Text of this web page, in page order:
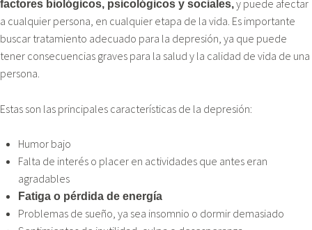
factores biológicos, psicológicos y sociales,y puede afectar
a cualquier persona, en cualquier etapa de la vida. Es importante
buscar tratamiento adecuado para la depresión, ya que puede
tener consecuencias graves para la salud y la calidad de vida de una
persona.
Estas son las principales características de la depresión:
Humor bajo
Falta de interés o placer en actividades que antes eran
agradables
Fatiga o pérdida de energía
Problemas de sueño, ya sea insomnio o dormir demasiado